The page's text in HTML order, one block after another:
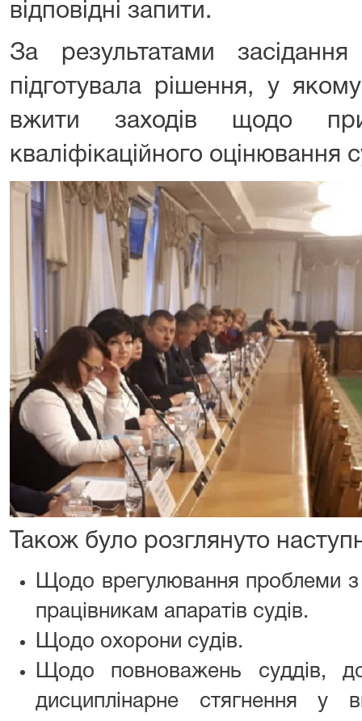
відповідні запити.
За результатами
підготувала рішення, у
вжити заходів щодо
кваліфікаційного оцінювання
Також було розглянуто
Щодо врегулювання проблеми з
працівникам апаратів судів.
Щодо охорони судів.
Щодо повноважень суддів,
дисциплінарне стягнення у